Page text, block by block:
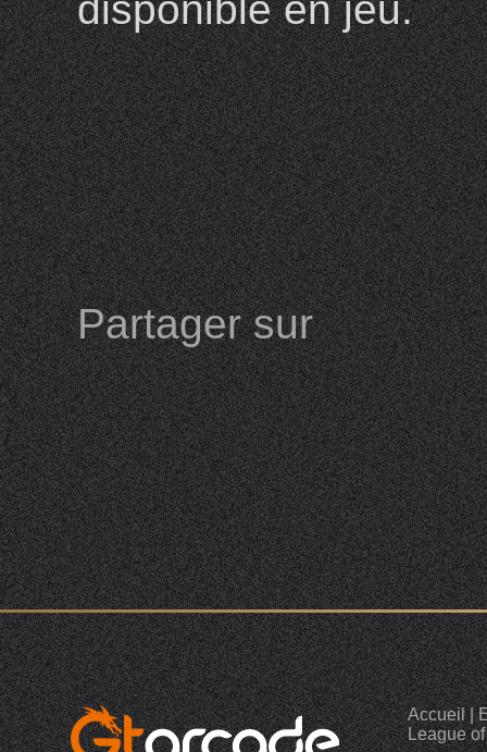
Partager sur
Accueil|
League